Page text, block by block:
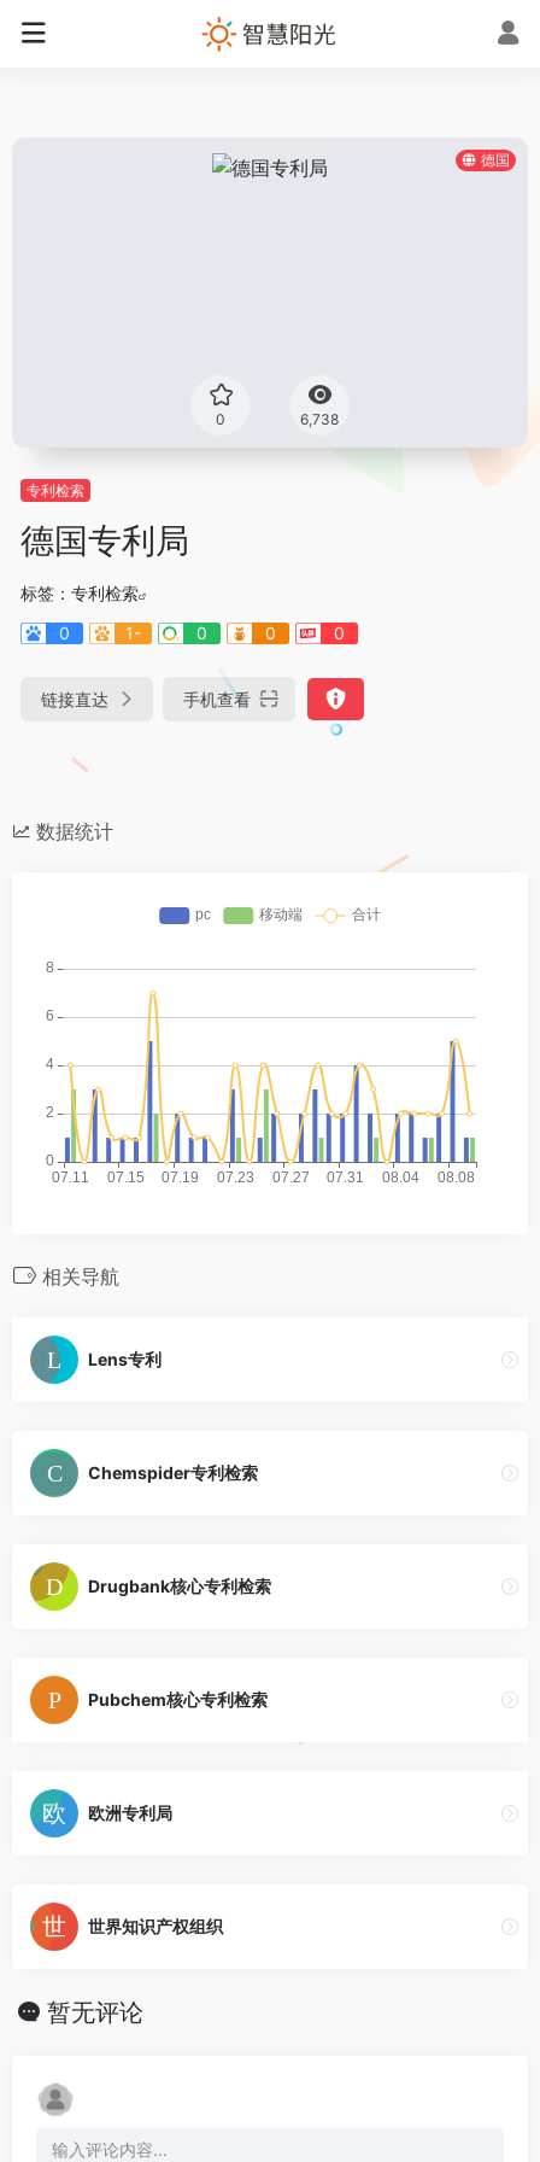
德国
0 6,738
专利检索
德国专利局
标签： 专利检索
0
1- 0 0 0
链接直达 手机查看
数据统计
相关导航
Lens专利
Chemspider专利检索
Drugbank核心专利检索
Pubchem核心专利检索
欧洲专利局
世界知识产权组织
暂无评论